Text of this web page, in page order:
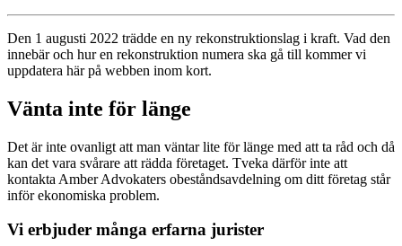
Den 1 augusti 2022 trädde en ny rekonstruktionslag i kraft. Vad den
innebär och hur en rekonstruktion numera ska gå till kommer vi
uppdatera här på webben inom kort.
Vänta inte för länge
Det är inte ovanligt att man väntar lite för länge med att ta råd och då
kan det vara svårare att rädda företaget. Tveka därför inte att
kontakta Amber Advokaters obeståndsavdelning om ditt företag står
inför ekonomiska problem.
Vi erbjuder många erfarna jurister